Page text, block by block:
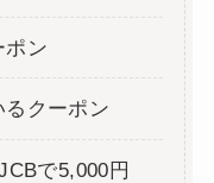
ポン
るクーポン
で5,000円